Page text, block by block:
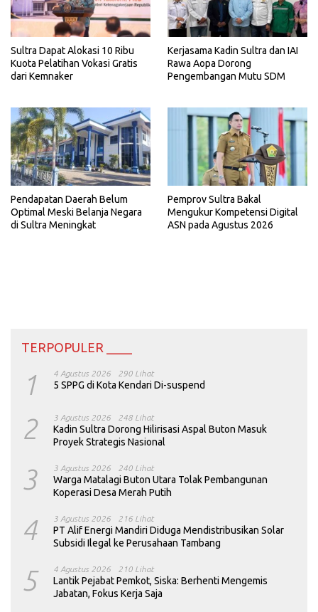
Sultra Dapat Alokasi 10 Ribu
Kuota Pelatihan Vokasi Gratis
dari Kemnaker
Kerjasama Kadin Sultra dan IAI
Rawa Aopa Dorong
Pengembangan Mutu SDM
Pendapatan Daerah Belum
Optimal Meski Belanja Negara
di Sultra Meningkat
Pemprov Sultra Bakal
Mengukur Kompetensi Digital
ASN pada Agustus 2026
TERPOPULER ____
1 4 Agustus 2026 290 Lihat
5 SPPG di Kota Kendari Di-suspend
2 3 Agustus 2026 248 Lihat
Kadin Sultra Dorong Hilirisasi Aspal Buton Masuk
Proyek Strategis Nasional
3 3 Agustus 2026 240 Lihat
Warga Matalagi Buton Utara Tolak Pembangunan
Koperasi Desa Merah Putih
4 3 Agustus 2026 216 Lihat
PT Alif Energi Mandiri Diduga Mendistribusikan Solar
Subsidi Ilegal ke Perusahaan Tambang
5 4 Agustus 2026 210 Lihat
Lantik Pejabat Pemkot, Siska: Berhenti Mengemis
Jabatan, Fokus Kerja Saja